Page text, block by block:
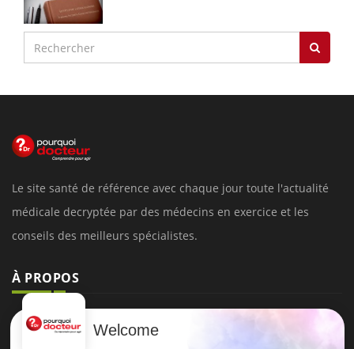
Le site santé de référence avec chaque jour toute l'actualité
médicale decryptée par des médecins en exercice et les
conseils des meilleurs spécialistes.
À PROPOS
Données personnelles et cookies
Welcome